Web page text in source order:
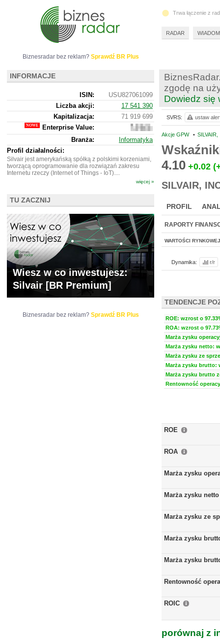
zgodę na
Dowiedz się
Akcje GPW •
4.10 +0.02
SILVAIR,
PROFIL
BR LAB
RAPORTY
WARTOŚCI RYNKOWEJ
Dynamika: r/r
TENDENCJE
ROE: wzrost o
ROA: wzrost o
Marża zysku
Marża zysku netto:
Marża zysku ze
Marża zysku brutto:
Marża zysku brutto
Rentowność
ROE
ROA
Marża zysku
Marża zysku netto
Marża zysku ze
Marża zysku
Marża zysku
Rentowność
ROIC
porównaj z
SVRS: ustaw
Biznesradar bez reklam? Sprawdź BR Plus
INFORMACJE
ISIN:
USU827061099
Liczba akcji:
17 541 390
Kapitalizacja:
71 919 699
Enterprise Value:
86
669
673
Branża:
Informatyka
Profil działalności:
Silvair jest amerykańską spółką z polskimi korzeniami,
tworzącą oprogramowanie dla rozwiązań zakresu
Internetu rzeczy (Internet of Things - IoT)....
więcej »
TU ZACZNIJ
Wiesz w co inwestujesz:
Silvair [BR Premium]
Biznesradar bez reklam? Sprawdź BR Plus
Trwa łączenie z
RADAR